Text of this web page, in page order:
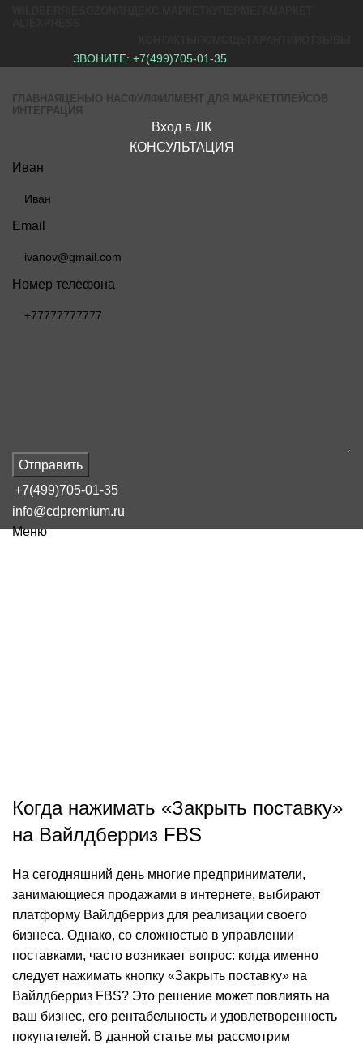
ЗВОНИТЕ:+7(499)705-01-35
ГЛАВНАЯ ЦЕНЫ О НАСФУЛФИЛМЕНТ ДЛЯ МАРКЕТПЛЕЙСОВ
ИНТЕГРАЦИЯ
Вход в ЛК
КОНСУЛЬТАЦИЯ
Иван
Email
Номер телефона
Отправить
+7(499)705-01-35
info@cdpremium.ru
Меню
Когда нажимать «Закрыть поставку»
на Вайлдберриз FBS
На сегодняшний день многие предприниматели,
занимающиеся продажами в интернете, выбирают
платформу Вайлдберриз для реализации своего
бизнеса. Однако, со сложностью в управлении
поставками, часто возникает вопрос: когда именно
следует нажимать кнопку «Закрыть поставку» на
Вайлдберриз FBS? Это решение может повлиять на
ваш бизнес, его рентабельность и удовлетворенность
покупателей. В данной статье мы рассмотрим